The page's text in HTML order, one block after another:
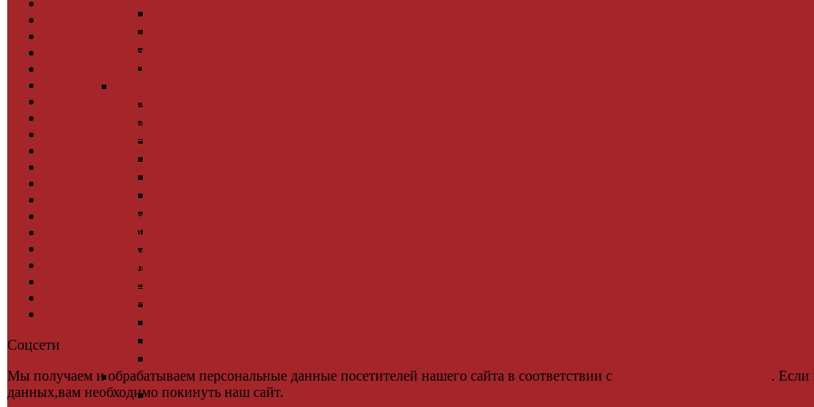
Рисунок
Береза
Комплектующие
Клей для паркета и массивной доски
Дверная фурнитура
Регулируемые опоры
Ступени из ДПК
Фиброцементный Сайдинг
Подложка для ламината
Подложка из пробки
Пробковый пол
Паркетная доска
Инженерная паркетная доска
Виниловый ламинат
Соцсети
Мы получаем и обрабатываем персональные данные посетителей нашего сайта в соответствии с
. Если
данных,вам необходимо покинуть наш сайт.